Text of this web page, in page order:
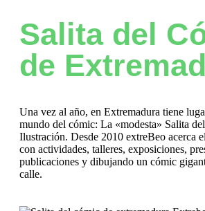
Salita del
de
Una vez al año, en Extremadura tiene
mundo del cómic: La «modesta» Salita
Ilustración. Desde 2010 extreBeo acerca
con actividades, talleres, exposiciones,
publicaciones y dibujando un cómic
calle.